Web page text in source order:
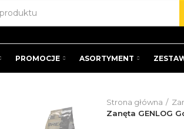
PROMOCJE ASORTYMENT
Strona główna
Zanęta GENLOG